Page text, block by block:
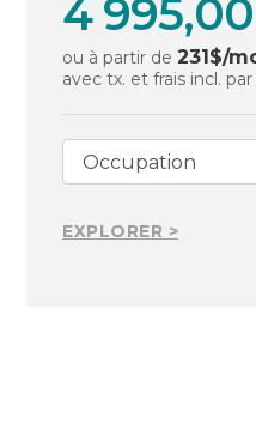
4
ou à partir de 231$/
avec tx. et frais incl.
EXPLORER >